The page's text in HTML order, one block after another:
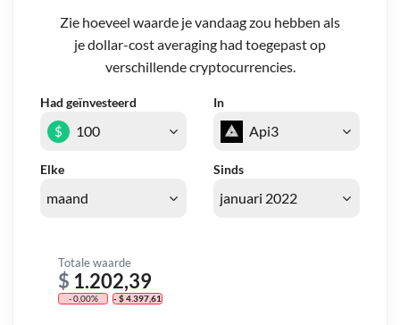
Zie hoeveel waarde je vandaag zou hebben als
je dollar-cost averaging had toegepast op
verschillende cryptocurrencies.
Had geïnvesteerd In
Elke Sinds
$
Totale waarde
$ 1.202,39
- 0,00% - $ 4.397,61